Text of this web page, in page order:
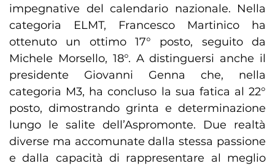
impegnative del calendario nazionale. Nella
categoria ELMT, Francesco Martinico ha
ottenuto un ottimo 17° posto, seguito da
Michele Morsello, 18°. A distinguersi anche il
presidente Giovanni Genna che, nella
categoria M3, ha concluso la sua fatica al 22°
posto, dimostrando grinta e determinazione
lungo le salite dell’Aspromonte. Due realtà
diverse ma accomunate dalla stessa passione
e dalla capacità di rappresentare al meglio